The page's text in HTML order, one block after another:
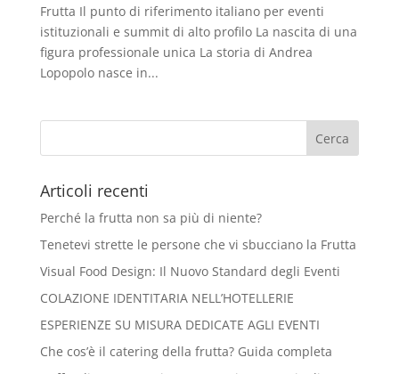
Frutta Il punto di riferimento italiano per eventi
istituzionali e summit di alto profilo La nascita di una
figura professionale unica La storia di Andrea
Lopopolo nasce in...
Articoli recenti
Perché la frutta non sa più di niente?
Tenetevi strette le persone che vi sbucciano la Frutta
Visual Food Design: Il Nuovo Standard degli Eventi
COLAZIONE IDENTITARIA NELL’HOTELLERIE
ESPERIENZE SU MISURA DEDICATE AGLI EVENTI
Che cos’è il catering della frutta? Guida completa